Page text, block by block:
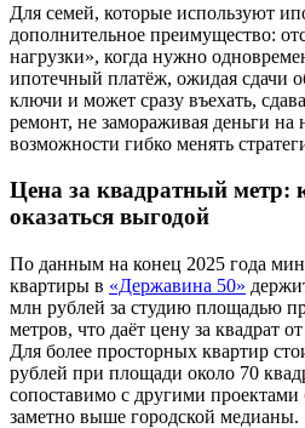
Для семей, которые используют
дополнительное преимущество:
нагрузки», когда нужно
ипотечный платёж, ожидая сдачи
ключи и может сразу въехать,
ремонт, не замораживая деньги на
возможности гибко менять
Цена за квадратный метр:
оказаться выгодой
По данным на конец 2025 года
квартиры в «Державина 50»
млн рублей за студию площадью
метров, что даёт цену за квадрат
Для более просторных квартир
рублей при площади около 70
сопоставимо с другими проектами
заметно выше городской медианы.